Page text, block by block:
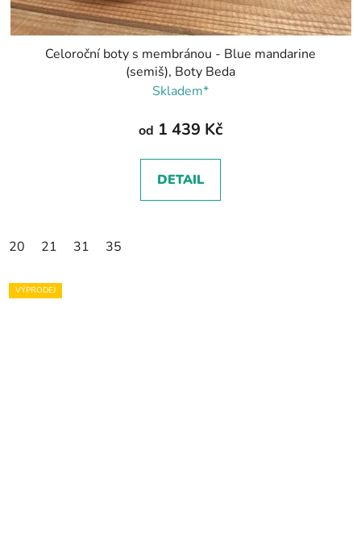
Celoroční boty s membránou - Blue mandarine
(semiš), Boty Beda
Skladem*
od 1 439 Kč
DETAIL
20 21 31 35
VÝPRODEJ